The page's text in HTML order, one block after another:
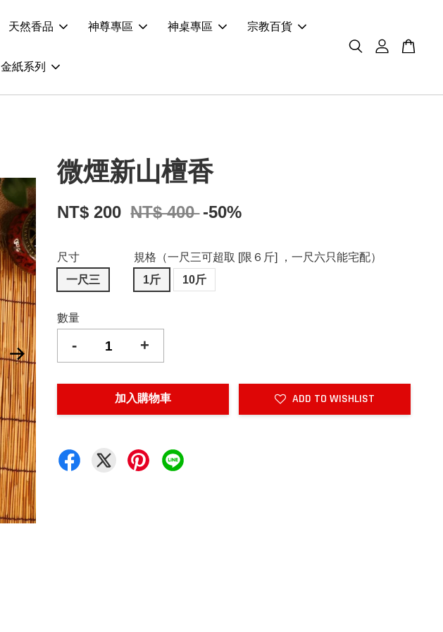
天然香品 神尊專區 神桌專區 宗教百貨
金紙系列
微煙新山檀香
NT$ 200 NT$ 400 -50%
尺寸
一尺三
規格（一尺三可超取 [限６斤] ，一尺六只能宅配）
1斤
10斤
數量
- +
加入購物車 ADD TO WISHLIST